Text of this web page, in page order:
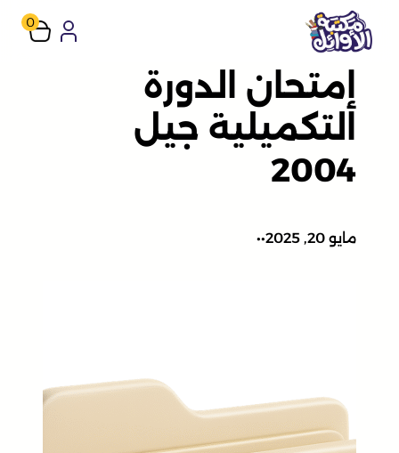
تخطى
إلى
المحتوى
0
إمتحان الدورة
التكميلية جيل
2004
مايو 20, 2025 •
•